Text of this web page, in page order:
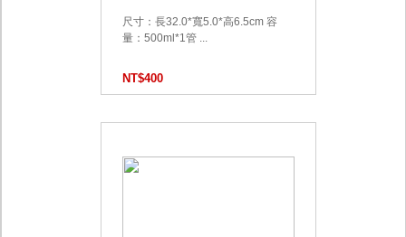
尺寸：長32.0*寬5.0*高6.5cm 容
量：500ml*1管 ...
NT$400